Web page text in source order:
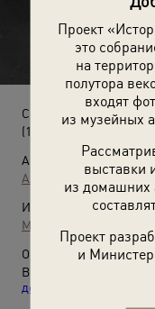
Проект
это
на
полутора
входят
из музейных
выставки
из домашних
Проект
и
Сестра милосердия
(12 декабря 1916)
Автор:
Александр Эйхенвальд
Источники:
МАММ / МДФ
О фотографии:
Выставки
декабря»